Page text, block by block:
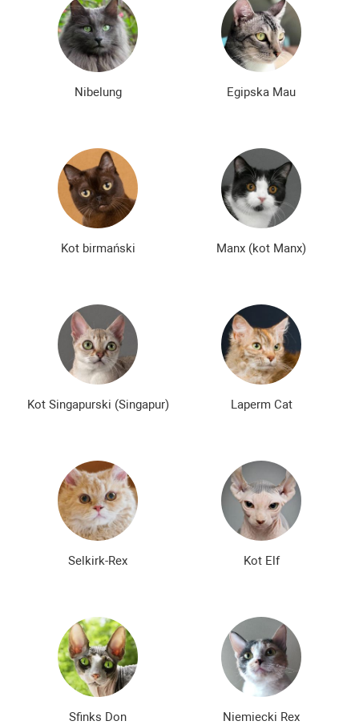
Nibelung Egipska Mau
Kot birmański Manx (kot Manx)
Kot Singapurski (Singapur) Laperm Cat
Selkirk-Rex Kot Elf
Sfinks Don Niemiecki Rex